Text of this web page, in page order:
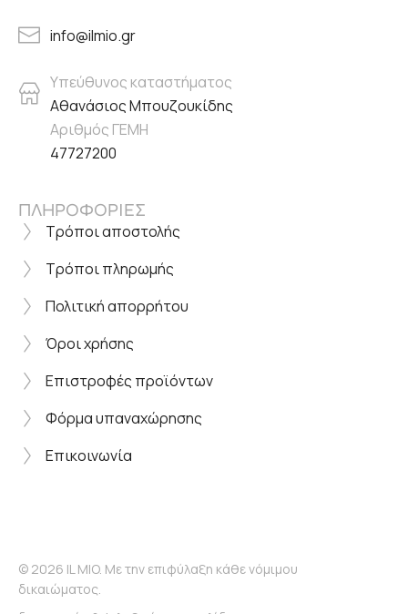
info@ilmio.gr
Υπεύθυνος καταστήματος
Αθανάσιος Μπουζουκίδης
Αριθμός ΓΕΜΗ
47727200
ΠΛΗΡΟΦΟΡΙΕΣ
Τρόποι αποστολής
Τρόποι πληρωμής
Πολιτική απορρήτου
Όροι χρήσης
Επιστροφές προϊόντων
Φόρμα υπαναχώρησης
Επικοινωνία
© 2026 IL MIO. Με την επιφύλαξη κάθε νόμιμου
δικαιώματος.